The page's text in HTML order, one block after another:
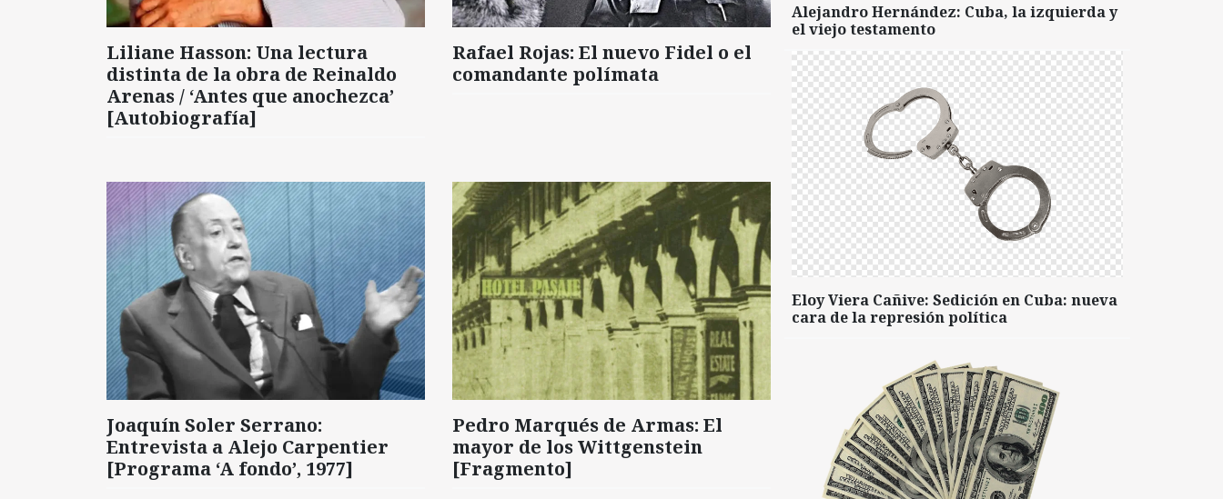
Liliane Hasson: Una lectura
distinta de la obra de Reinaldo
Arenas / ‘Antes que anochezca’
[Autobiografía]
Rafael Rojas: El nuevo Fidel o el
comandante polímata
Joaquín Soler Serrano:
Entrevista a Alejo Carpentier
[Programa ‘A fondo’, 1977]
Pedro Marqués de Armas: El
mayor de los Wittgenstein
[Fragmento]
Alejandro Hernández: Cuba, la izquierda y
el viejo testamento
Eloy Viera Cañive: Sedición en Cuba: nueva
cara de la represión política